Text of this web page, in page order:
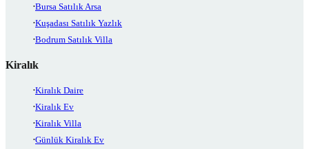
Bursa Satılık Arsa
Kuşadası Satılık Yazlık
Bodrum Satılık Villa
Kiralık
Kiralık Daire
Kiralık Ev
Kiralık Villa
Günlük Kiralık Ev